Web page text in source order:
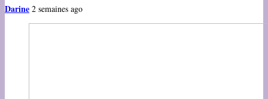
Darine 2 semaines ago